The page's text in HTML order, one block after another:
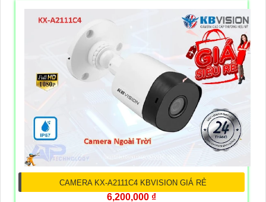
CAMERA KX-A2111C4 KBVISION GIÁ RẺ
6,200,000 ₫